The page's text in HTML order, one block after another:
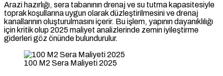
Arazi hazırlığı, sera tabanının drenaj ve su tutma kapasitesiyle
toprak koşullarına uygun olarak düzleştirilmesini ve drenaj
kanallarının oluşturulmasını içerir. Bu işlem, yapının dayanıklılığı
için kritik olup 2025 maliyet analizlerinde zemin iyileştirme
giderleri göz önünde bulundurulur.
100 M2 Sera Maliyeti 2025